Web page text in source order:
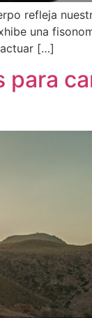
refleja
una
[…]